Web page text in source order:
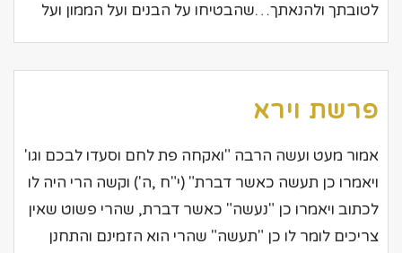
לטובתך ולהנאתך…שהבטיחו על הבנים ועל הממון ועל
פרשת וירא
אמור מעט ועשה הרבה "ואקחה פת לחם וסעדו לבכם וגו'
ויאמרו כן תעשה כאשר דברת" (י"ח ,ה') וקשה הרי היה לו
לכתוב ויאמרו כן "נעשה" כאשר דברת, שהרי פשוט שאין
צריכים לומר לו כן "תעשה" שהרי הוא הזמינם והתחנן